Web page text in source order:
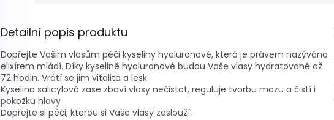
Detailní popis produktu
Dopřejte Vašim vlasům péči kyseliny hyaluronové, která je právem nazývána
elixírem mládí. Díky kyselině hyaluronové budou Vaše vlasy hydratované až
72 hodin. Vrátí se jim vitalita a lesk.
Kyselina salicylová zase zbaví vlasy nečistot, reguluje tvorbu mazu a čistí i
pokožku hlavy
Dopřejte si péči, kterou si Vaše vlasy zaslouží.